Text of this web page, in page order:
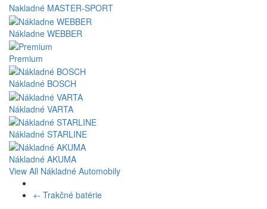
Nakladné MASTER-SPORT
Nákladne WEBBER
Premium
Nákladné BOSCH
Nákladné VARTA
Nákladné STARLINE
Nákladné AKUMA
View All Nákladné Automobily
+- Trakčné batérie